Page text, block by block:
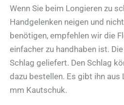
Wenn Sie beim Longieren zu
Handgelenken neigen und
benötigen, empfehlen wir die
einfacher zu handhaben ist.
Schlag geliefert. Den Schlag
dazu bestellen. Es gibt ihn aus
mm Kautschuk.